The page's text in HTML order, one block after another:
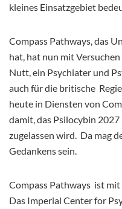
kleines Einsatzgebiet
Compass Pathways, das
hat, hat nun mit
Nutt, ein Psychiater und
auch für die britische
heute in Diensten von
damit, das Psilocybin
zugelassen wird. Da mag
Gedankens sein.
Compass Pathways ist
Das Imperial Center for